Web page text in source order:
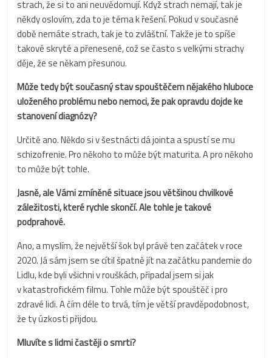
strach, že si to ani neuvědomují. Když strach nemají, tak je
někdy oslovím, zda to je téma k řešení. Pokud v současné
době nemáte strach, tak je to zvláštní. Takže je to spíše
takové skryté a přenesené, což se často s velkými strachy
děje, že se někam přesunou.
Může tedy být současný stav spouštěčem nějakého hluboce
uloženého problému nebo nemoci, že pak opravdu dojde ke
stanovení diagnózy?
Určitě ano. Někdo si v šestnácti dá jointa a spustí se mu
schizofrenie. Pro někoho to může být maturita. A pro někoho
to může být tohle.
Jasně, ale Vámi zmíněné situace jsou většinou chvilkové
záležitosti, které rychle skončí. Ale tohle je takové
podprahové.
Ano, a myslím, že největší šok byl právě ten začátek v roce
2020. Já sám jsem se cítil špatně jít na začátku pandemie do
Lidlu, kde byli všichni v rouškách, připadal jsem si jak
v katastrofickém filmu. Tohle může být spouštěč i pro
zdravé lidi. A čím déle to trvá, tím je větší pravděpodobnost,
že ty úzkosti přijdou.
Mluvíte s lidmi častěji o smrti?